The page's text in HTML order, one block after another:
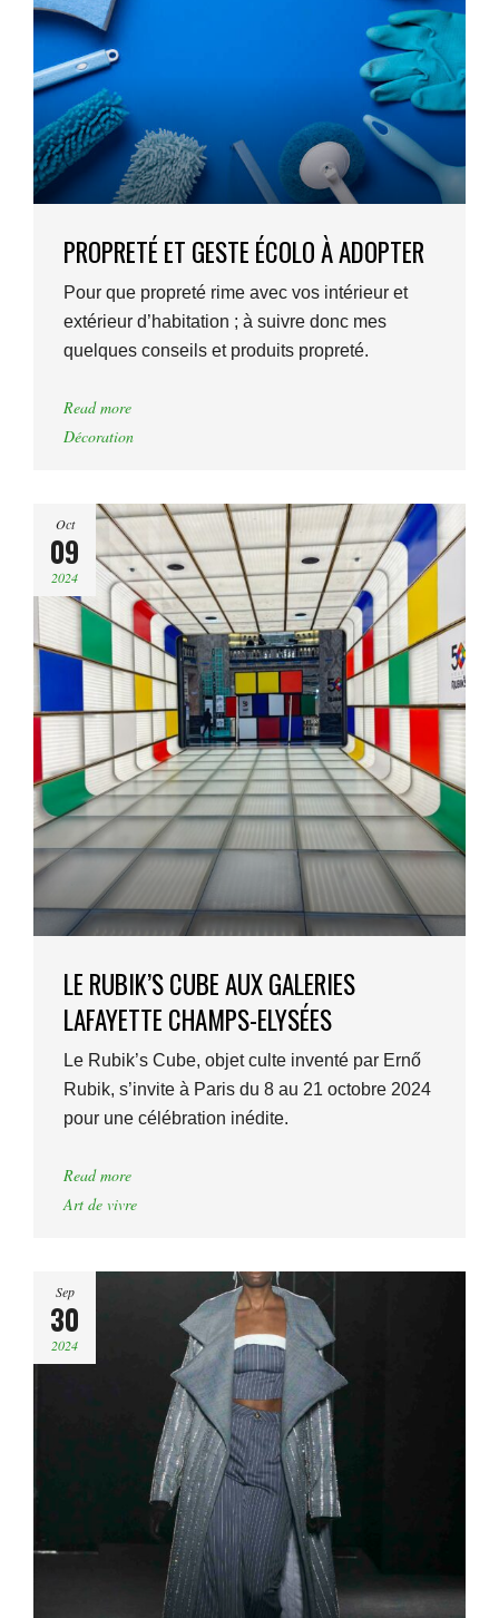
PROPRETÉ ET GESTE ÉCOLO À ADOPTER
Pour que propreté rime avec vos intérieur et
extérieur d’habitation ; à suivre donc mes
quelques conseils et produits propreté.
Read more
Décoration
Oct
09
2024
LE RUBIK’S CUBE AUX GALERIES
LAFAYETTE CHAMPS-ELYSÉES
Le Rubik’s Cube, objet culte inventé par Ernő
Rubik, s’invite à Paris du 8 au 21 octobre 2024
pour une célébration inédite.
Read more
Art de vivre
Sep
30
2024